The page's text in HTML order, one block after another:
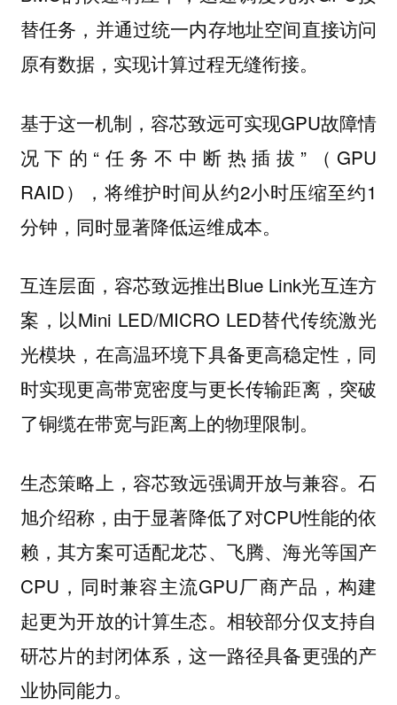
替任务，并通过统一内存地址空间直接访问
原有数据，实现计算过程无缝衔接。
基于这一机制，容芯致远可实现GPU故障情
况下的“任务不中断热插拔”（GPU
RAID），将维护时间从约2小时压缩至约1
分钟，同时显著降低运维成本。
互连层面，容芯致远推出Blue Link光互连方
案，以Mini LED/MICRO LED替代传统激光
光模块，在高温环境下具备更高稳定性，同
时实现更高带宽密度与更长传输距离，突破
了铜缆在带宽与距离上的物理限制。
生态策略上，容芯致远强调开放与兼容。石
旭介绍称，由于显著降低了对CPU性能的依
赖，其方案可适配龙芯、飞腾、海光等国产
CPU，同时兼容主流GPU厂商产品，构建
起更为开放的计算生态。相较部分仅支持自
研芯片的封闭体系，这一路径具备更强的产
业协同能力。